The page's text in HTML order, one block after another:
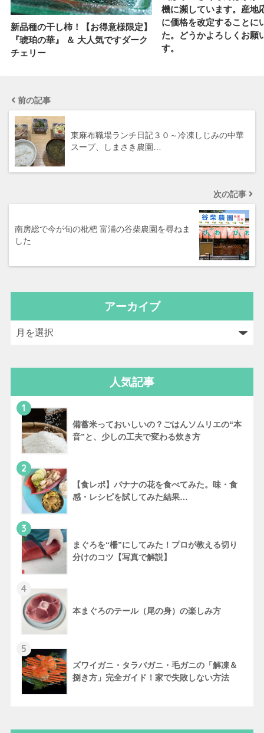
新品種の干し柿！【お得意様限定】
『琥珀の華』 ＆ 大人気ですダーク
チェリー
機に瀕しています。産地
に価格を改定することに
た。どうかよろしくお願
す。
前の記事
東麻布職場ランチ日記３０～冷凍しじみの中華
スープ、しまさき農園…
次の記事
南房総で今が旬の枇杷 富浦の谷柴農園を尋ねま
した
アーカイブ
人気記事
1
備蓄米っておいしいの？ごはんソムリエの“本
音”と、少しの工夫で変わる炊き方
2
【食レポ】バナナの花を食べてみた。味・食
感・レシピを試してみた結果…
3
まぐろを“柵”にしてみた！プロが教える切り
分けのコツ【写真で解説】
4
本まぐろのテール（尾の身）の楽しみ方
5
ズワイガニ・タラバガニ・毛ガニの「解凍＆
捌き方」完全ガイド！家で失敗しない方法